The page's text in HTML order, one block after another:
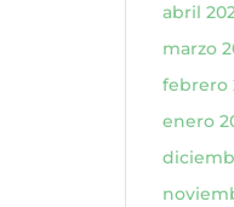
abril
marzo
febrero
enero